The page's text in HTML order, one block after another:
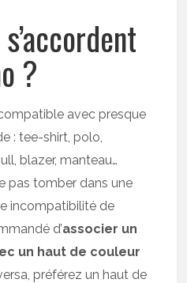
?
avec presque
: tee-shirt, polo,
blazer, manteau…
pas tomber dans une
incompatibilité de
d’associer un
un haut de couleur
préférez un haut de